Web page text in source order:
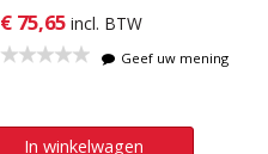
€ 75,65 incl. BTW
Geef uw mening
In winkelwagen